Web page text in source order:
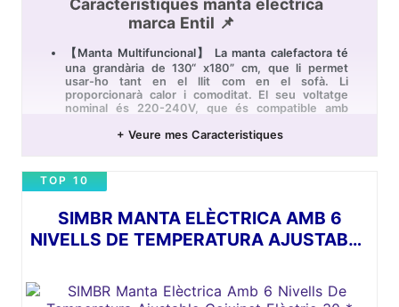
Caracteristiques manta electrica
marca Entil 📌
【Manta Multifuncional】 La manta calefactora té
una grandària de 130“ x180” cm, que li permet
usar-ho tant en el llit com en el sofà. Li
proporcionarà calor i comoditat. El seu voltatge
nominal és 220-240V, que és compatible amb
【Temperatura ajustable i apagat automàtic】 La
temperatura (95-122℉) i s'escalfa ràpidament, així
que pugui ajustar-la a la temperatura que més es
d'apagat automàtic en 6 hores, que l'ajuda a
dormir profundament durant la nit.
【Luxosament suau i còmode】 Amb franel·la suau
per a assegurar-li una experiència de calor suau i
còmoda, que és ideal per a relaxar els músculs i
+ Veure mes Caracteristiques
SIMBR MANTA ELÈCTRICA AMB 6
NIVELLS DE TEMPERATURA AJUSTABLE
APAGAT AUTOMÀTIC I RENTABLE A
TOP 10